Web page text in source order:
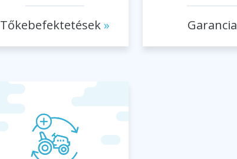
Tőkebefektetések Garancia